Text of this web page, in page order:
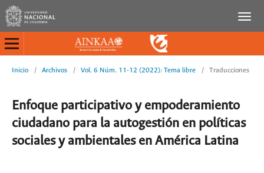
Inicio / Archivos / Vol. 6 Núm. 11-12 (2022): Tema libre / Traducciones
Enfoque participativo y empoderamiento
ciudadano para la autogestión en políticas
sociales y ambientales en América Latina